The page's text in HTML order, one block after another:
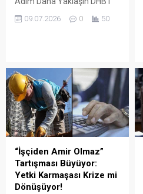
(Din Hizmetleri Alan Bilgisi
Testi), Diyanet İşleri
Her yıl binlerce aday bu
sınavda yüksek puan
alabilmek için farklı eğitim
kaynaklarına yöneliyor.
Ancak en sık sorulan
sorulardan...
09.07.2026 0 50
“İşçiden Amir Olmaz”
Tartışması Büyüyor:
Yetki Karmaşası Krize mi
Dönüşüyor!